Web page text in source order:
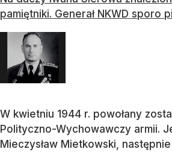
pamiętniki. Generał NKWD sporo
W kwietniu 1944 r. powołany
Polityczno-Wychowawczy armii.
Mieczysław Mietkowski,